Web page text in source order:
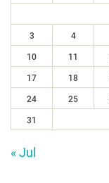
3 4
10 11
17 18
24 25
31
« Jul